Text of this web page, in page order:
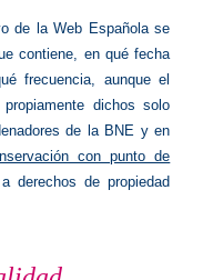
de la Web Española se
contiene, en qué fecha
frecuencia, aunque el
dichos solo
de la BNE y en
con punto de
derechos de propiedad